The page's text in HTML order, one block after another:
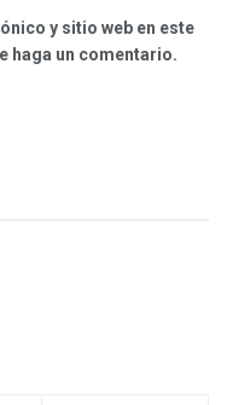
y sitio web en este
haga un comentario.